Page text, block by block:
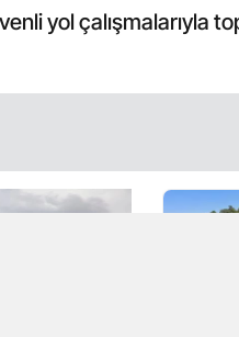
yol çalışmalarıyla